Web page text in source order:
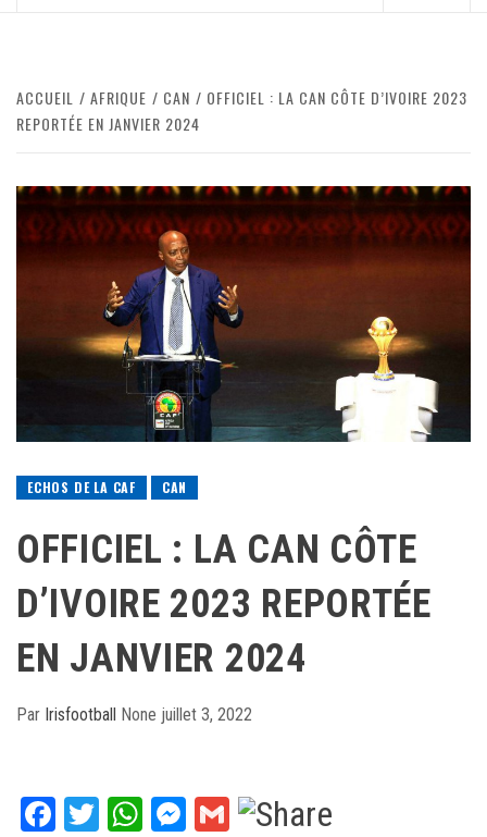
ACCUEIL AFRIQUE CAN
OFFICIEL : LA CAN CÔTE D’IVOIRE 2023
REPORTÉE EN JANVIER 2024
ECHOS DE LA CAF CAN
OFFICIEL : LA CAN CÔTE
D’IVOIRE 2023 REPORTÉE
EN JANVIER 2024
Par Irisfootball None juillet 3, 2022
Facebook
TwitterWhatsApp
Messenger
Gmail